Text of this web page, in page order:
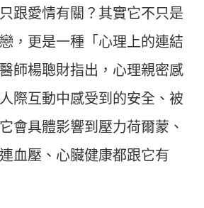
跟愛情有關？其實它不只是
，更是一種「心理上的連結
師楊聰財指出，心理親密感
際互動中感受到的安全、被
會具體影響到壓力荷爾蒙、
血壓、心臟健康都跟它有